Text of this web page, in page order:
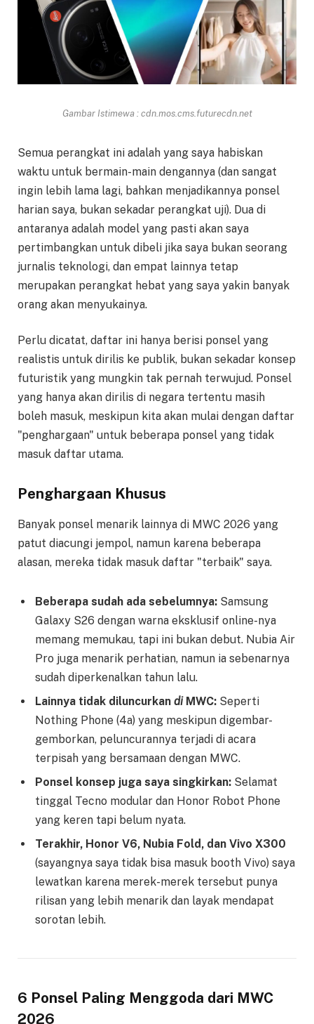
Gambar Istimewa : cdn.mos.cms.futurecdn.net
Semua perangkat ini adalah yang saya habiskan
waktu untuk bermain-main dengannya (dan sangat
ingin lebih lama lagi, bahkan menjadikannya ponsel
harian saya, bukan sekadar perangkat uji). Dua di
antaranya adalah model yang pasti akan saya
pertimbangkan untuk dibeli jika saya bukan seorang
jurnalis teknologi, dan empat lainnya tetap
merupakan perangkat hebat yang saya yakin banyak
orang akan menyukainya.
Perlu dicatat, daftar ini hanya berisi ponsel yang
realistis untuk dirilis ke publik, bukan sekadar konsep
futuristik yang mungkin tak pernah terwujud. Ponsel
yang hanya akan dirilis di negara tertentu masih
boleh masuk, meskipun kita akan mulai dengan daftar
"penghargaan" untuk beberapa ponsel yang tidak
masuk daftar utama.
Penghargaan Khusus
Banyak ponsel menarik lainnya di MWC 2026 yang
patut diacungi jempol, namun karena beberapa
alasan, mereka tidak masuk daftar "terbaik" saya.
Beberapa sudah ada sebelumnya: Samsung
Galaxy S26 dengan warna eksklusif online-nya
memang memukau, tapi ini bukan debut. Nubia Air
Pro juga menarik perhatian, namun ia sebenarnya
sudah diperkenalkan tahun lalu.
Lainnya tidak diluncurkan diMWC: Seperti
Nothing Phone (4a) yang meskipun digembar-
gemborkan, peluncurannya terjadi di acara
terpisah yang bersamaan dengan MWC.
Ponsel konsep juga saya singkirkan: Selamat
tinggal Tecno modular dan Honor Robot Phone
yang keren tapi belum nyata.
Terakhir, Honor V6, Nubia Fold, dan Vivo X300
(sayangnya saya tidak bisa masuk booth Vivo) saya
lewatkan karena merek-merek tersebut punya
rilisan yang lebih menarik dan layak mendapat
sorotan lebih.
6 Ponsel Paling Menggoda dari MWC
2026